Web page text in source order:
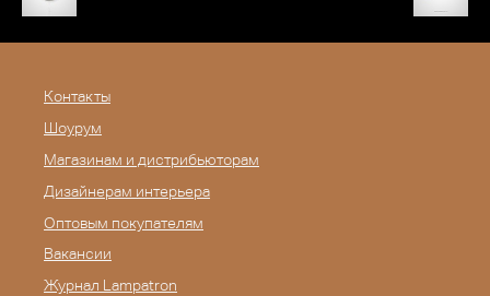
Контакты
Шоурум
Магазинам и дистрибьюторам
Дизайнерам интерьера
Оптовым покупателям
Вакансии
Журнал Lampatron